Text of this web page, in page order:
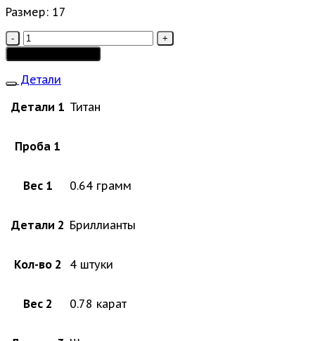
Размер: 17
Количество
товара
Omaj
Детали
Детали 1 Титан
Проба 1
Вес 1 0.64 грамм
Детали 2 Бриллианты
Кол-во 2 4 штуки
Вес 2 0.78 карат